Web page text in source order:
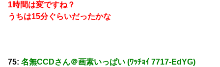
1時間は変ですね？
うちは15分ぐらいだったかな
75: 名無CCDさん＠画素いっぱい (ﾜｯﾁｮｲ 7717-EdYG)